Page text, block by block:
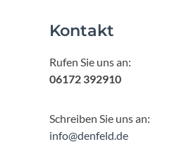
Kontakt
Rufen Sie uns an:
06172 392910
Schreiben Sie uns an:
info@denfeld.de